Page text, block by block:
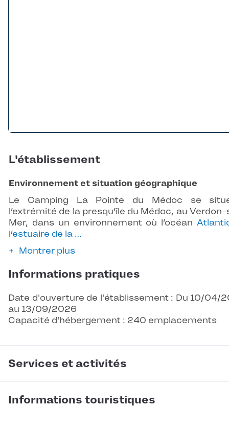
L'établissement
Environnement et situation géographique
Le Camping La Pointe du Médoc se
l’extrémité de la presqu’île du Médoc, au
Mer, dans un environnement où l’océan
l’estuaire de la …
Montrer plus
Informations pratiques
Date d'ouverture de l'établissement : Du 10/04/
au 13/09/2026
Capacité d'hébergement : 240 emplacements
Services et activités
Informations touristiques